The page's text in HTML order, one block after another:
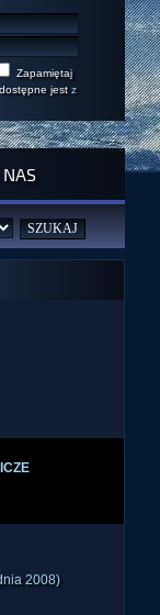
Zapamiętaj
jest z
NAS
2008)